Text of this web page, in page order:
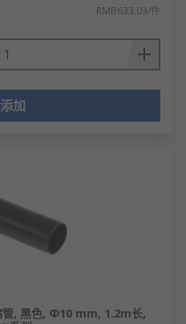
RMB633.03/件
添加
, 黑色, Φ10 mm, 1.2m长,